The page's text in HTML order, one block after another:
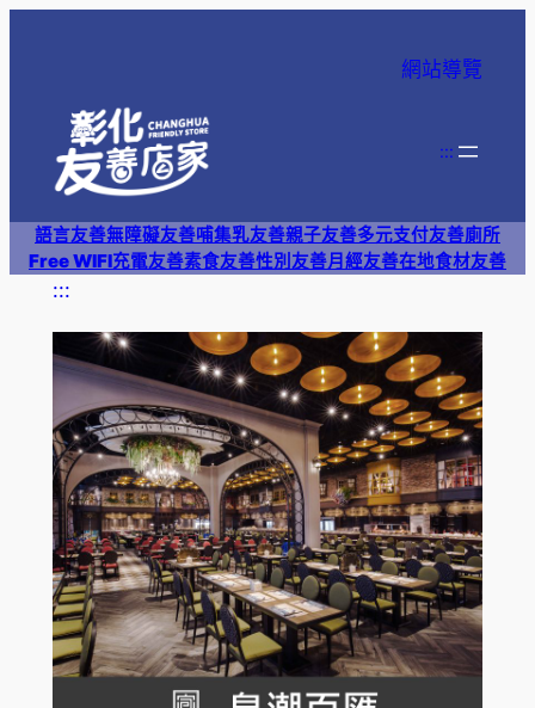
網站導覽
:::
語言友善無障礙友善哺集乳友善親子友善多元支付友善廁所
Free WIFI充電友善素食友善性別友善月經友善在地食材友善
:::